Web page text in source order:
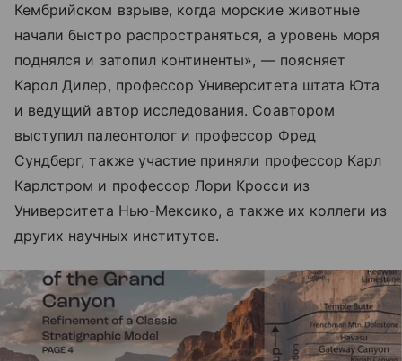
Кембрийском взрыве, когда морские животные
начали быстро распространяться, а уровень моря
поднялся и затопил континенты», — поясняет
Карол Дилер, профессор Университета штата Юта
и ведущий автор исследования. Соавтором
выступил палеонтолог и профессор Фред
Сундберг, также участие приняли профессор Карл
Карлстром и профессор Лори Кросси из
Университета Нью-Мексико, а также их коллеги из
других научных институтов.